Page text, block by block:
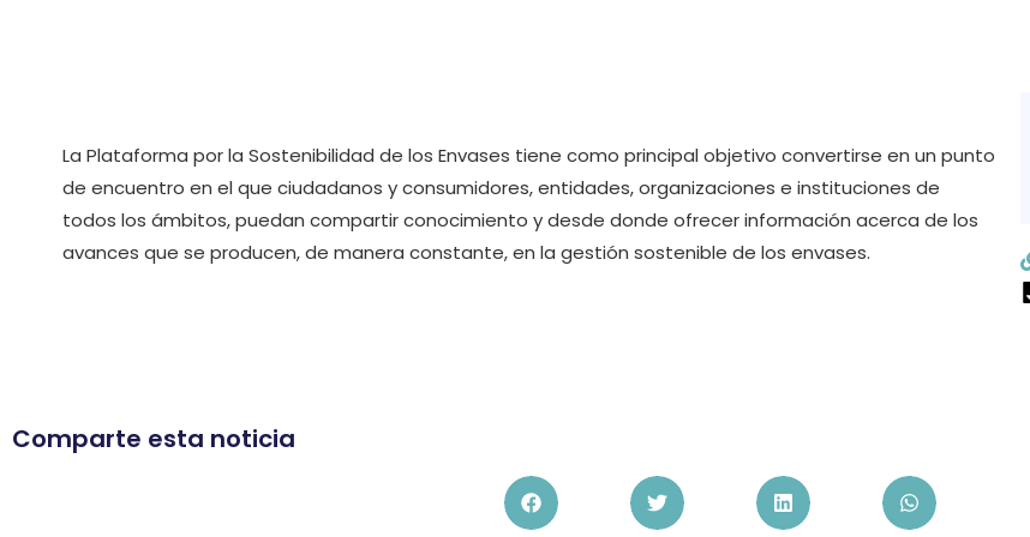
La Plataforma por la Sostenibilidad de los Envases tiene como principal objetivo convertirse en un punto
de encuentro en el que ciudadanos y consumidores, entidades, organizaciones e instituciones de
todos los ámbitos, puedan compartir conocimiento y desde donde ofrecer información acerca de los
avances que se producen, de manera constante, en la gestión sostenible de los envases.
Comparte esta noticia